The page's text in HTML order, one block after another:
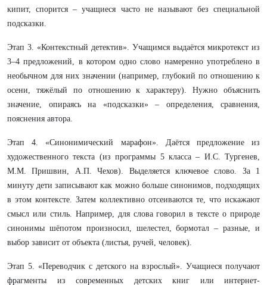
кипит, спорится – учащиеся часто не называют без специальной
подсказки.
Этап 3. «Контекстный детектив». Учащимся выдаётся микротекст из
3–4 предложений, в котором одно слово намеренно употреблено в
необычном для них значении (например, глубокий по отношению к
осени, тяжёлый по отношению к характеру). Нужно объяснить
значение, опираясь на «подсказки» – определения, сравнения,
пояснения автора.
Этап 4. «Синонимический марафон». Даётся предложение из
художественного текста (из программы 5 класса – И.С. Тургенев,
М.М. Пришвин, А.П. Чехов). Выделяется ключевое слово. За 1
минуту дети записывают как можно больше синонимов, подходящих
в этом контексте. Затем коллективно отсеиваются те, что искажают
смысл или стиль. Например, для слова говорил в тексте о природе
синонимы шёпотом произносил, шелестел, бормотал – разные, и
выбор зависит от объекта (листья, ручей, человек).
Этап 5. «Переводчик с детского на взрослый». Учащиеся получают
фрагменты из современных детских книг или интернет-